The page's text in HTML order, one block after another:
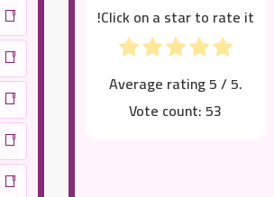
Click on a star to rate it!
Average rating5/ 5.
Vote count:53